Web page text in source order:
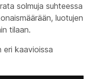
solmuja suhteessa
luotujen
tilaan.
eri kaavioissa